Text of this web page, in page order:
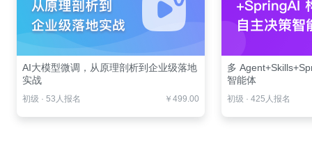
AI大模型微调，从原理剖析到企业级落地
实战
初级 · 53人报名 ￥499.00
多
智能体
初级 · 425人报名